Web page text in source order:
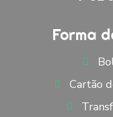
Forma
Cartão